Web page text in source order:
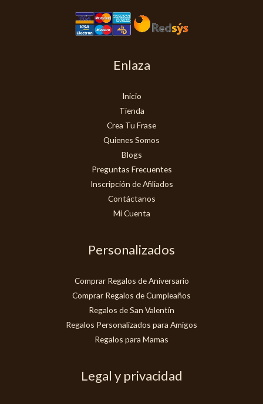
Enlaza
Inicio
Tienda
Crea Tu Frase
Quienes Somos
Blogs
Preguntas Frecuentes
Inscripción de Afiliados
Contáctanos
Mi Cuenta
Personalizados
Comprar Regalos de Aniversario
Comprar Regalos de Cumpleaños
Regalos de San Valentín
Regalos Personalizados para Amigos
Regalos para Mamas
Legal y privacidad